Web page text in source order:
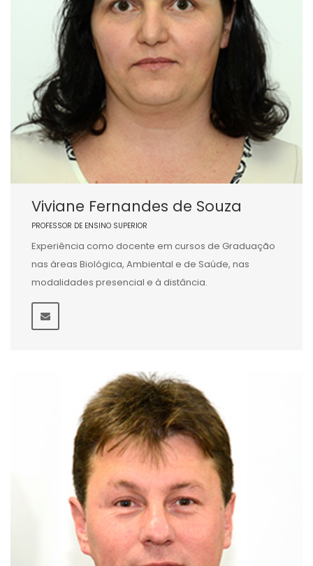
Viviane Fernandes de Souza
PROFESSOR DE ENSINO SUPERIOR
Experiência como docente em cursos de Graduação
nas áreas Biológica, Ambiental e de Saúde, nas
modalidades presencial e à distância.